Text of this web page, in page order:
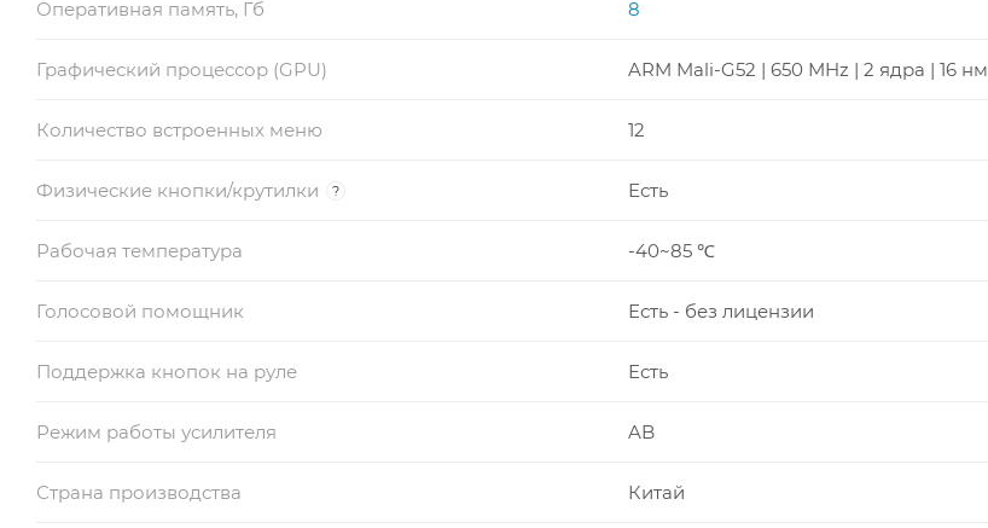
Оперативная память, Гб 8
Графический процессор (GPU) ARM Mali-G52 | 650 MHz | 2 ядра | 16 нм
Количество встроенных меню 12
Физические кнопки/крутилки ? Есть
Рабочая температура -40~85 ℃
Голосовой помощник Есть - без лицензии
Поддержка кнопок на руле Есть
Режим работы усилителя AB
Страна производства Китай